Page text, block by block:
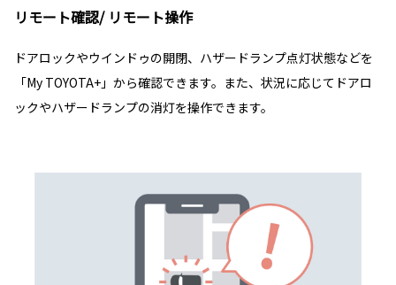
リモート確認/ リモート操作
ドアロックやウインドゥの開閉、ハザードランプ点灯状態などを
「My TOYOTA+」から確認できます。また、状況に応じてドアロ
ックやハザードランプの消灯を操作できます。